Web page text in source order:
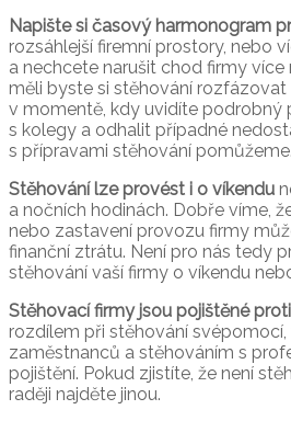
Napište si časový harmonogram
rozsáhlejší firemní prostory, nebo
a nechcete narušit chod firmy více
měli byste si stěhování rozfázovat
v momentě, kdy uvidíte podrobný
s kolegy a odhalit případné
s přípravami stěhování pomůžeme.
Stěhování lze provést i o víkendu
a nočních hodinách. Dobře víme,
nebo zastavení provozu firmy
finanční ztrátu. Není pro nás tedy
stěhování vaší firmy o víkendu
Stěhovací firmy jsou pojištěné
rozdílem při stěhování
zaměstnanců a stěhováním s
pojištění. Pokud zjistíte, že není
raději najděte jinou.